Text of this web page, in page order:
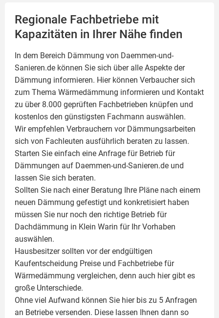
Regionale Fachbetriebe mit
Kapazitäten in Ihrer Nähe finden
In dem Bereich Dämmung von Daemmen-und-
Sanieren.de können Sie sich über alle Aspekte der
Dämmung informieren. Hier können Verbaucher sich
zum Thema Wärmedämmung informieren und Kontakt
zu über 8.000 geprüften Fachbetrieben knüpfen und
kostenlos den günstigsten Fachmann auswählen.
Wir empfehlen Verbrauchern vor Dämmungsarbeiten
sich von Fachleuten ausführlich beraten zu lassen.
Starten Sie einfach eine Anfrage für Betrieb für
Dämmungen auf Daemmen-und-Sanieren.de und
lassen Sie sich beraten.
Sollten Sie nach einer Beratung Ihre Pläne nach einem
neuen Dämmung gefestigt und konkretisiert haben
müssen Sie nur noch den richtige Betrieb für
Dachdämmung in Klein Warin für Ihr Vorhaben
auswählen.
Hausbesitzer sollten vor der endgültigen
Kaufentscheidung Preise und Fachbetriebe für
Wärmedämmung vergleichen, denn auch hier gibt es
große Unterschiede.
Ohne viel Aufwand können Sie hier bis zu 5 Anfragen
an Betriebe versenden. Diese lassen Ihnen dann so